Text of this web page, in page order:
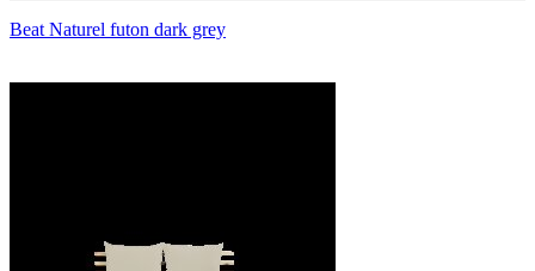
Beat Naturel futon dark grey